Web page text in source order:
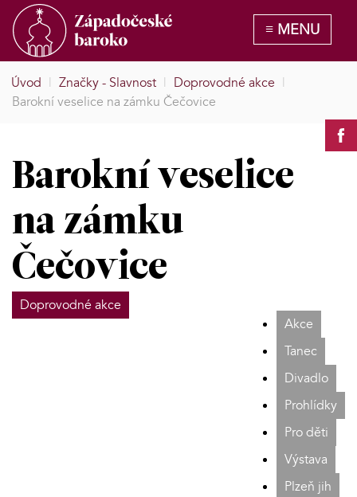
Úvod | Značky - Slavnost | Doprovodné akce |
Barokní veselice na zámku Čečovice
Barokní veselice
na zámku
Čečovice
Doprovodné akce
Akce
Tanec
Divadlo
Prohlídky
Pro děti
Výstava
Plzeň jih